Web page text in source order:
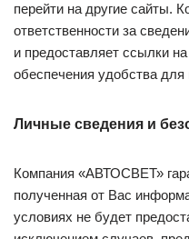
перейти на другие сайты.
ответственности за
и предоставляет ссылки
обеспечения удобства для
Личные сведения и
Компания «АВТОСВЕТ»
полученная от Вас
условиях не будет